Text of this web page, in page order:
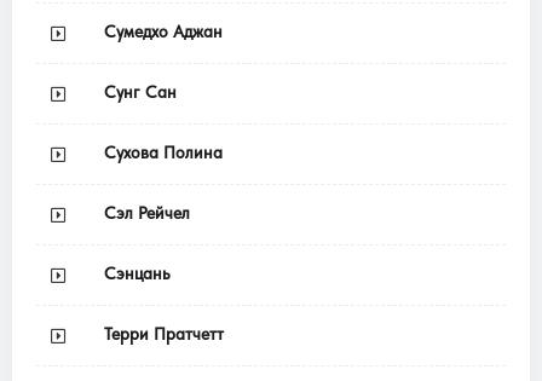
Сумедхо Аджан
Сунг Сан
Сухова Полина
Сэл Рейчел
Сэнцань
Терри Пратчетт